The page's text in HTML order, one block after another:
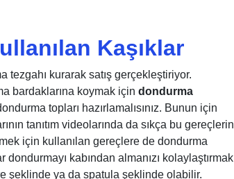
Kaşıklar
tezgahı kurarak satış gerçekleştiriyor.
bardaklarına koymak için dondurma
topları hazırlamalısınız. Bunun için
tanıtım videolarında da sıkça bu gereçlerin
için kullanılan gereçlere de dondurma
kabından almanızı kolaylaştırmak
şeklinde ya da spatula şeklinde olabilir.